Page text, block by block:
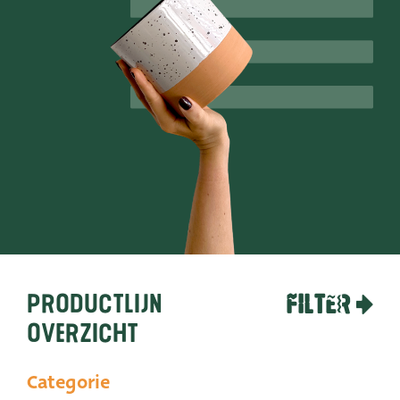
Productlijnen
Onze merken
Very Potter
Contact
Productlijn
overzicht
FILTER
Categorie